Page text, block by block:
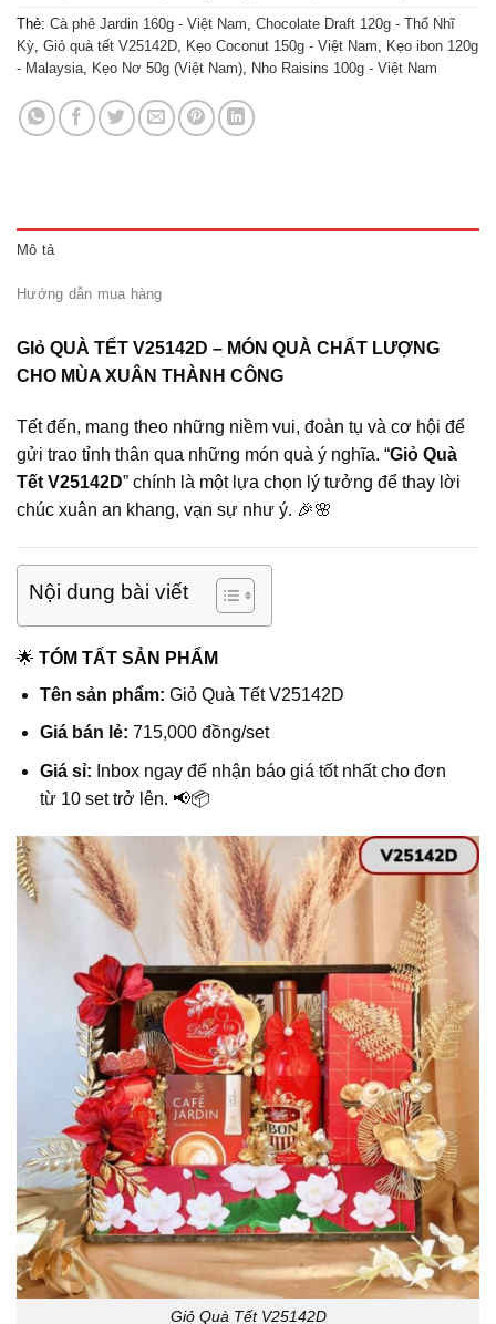
Thẻ: Cà phê Jardin 160g - Việt Nam, Chocolate Draft 120g - Thổ Nhĩ
Kỳ, Giỏ quà tết V25142D, Kẹo Coconut 150g - Việt Nam, Kẹo ibon 120g
- Malaysia, Kẹo Nơ 50g (Việt Nam), Nho Raisins 100g - Việt Nam
Mô tả
Hướng dẫn mua hàng
GIỏ QUÀ TẾT V25142D – MÓN QUÀ CHẤT LƯỢNG
CHO MÙA XUÂN THÀNH CÔNG
Tết đến, mang theo những niềm vui, đoàn tụ và cơ hội để
gửi trao tỉnh thân qua những món quà ý nghĩa. “Giỏ Quà
Tết V25142D” chính là một lựa chọn lý tưởng để thay lời
chúc xuân an khang, vạn sự như ý. 🎉🌸
Nội dung bài viết
🌟 TÓM TẤT SẢN PHẨM
Tên sản phẩm: Giỏ Quà Tết V25142D
Giá bán lẻ: 715,000 đồng/set
Giá sỉ: Inbox ngay để nhận báo giá tốt nhất cho đơn
từ 10 set trở lên. 📢📦
Giỏ Quà Tết V25142D